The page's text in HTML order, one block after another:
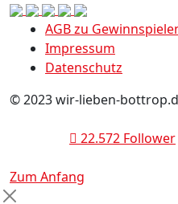
AGB zu
Impressum
Datenschutz
© 2023 wir-lieben-
22.572 Follower
Zum Anfang